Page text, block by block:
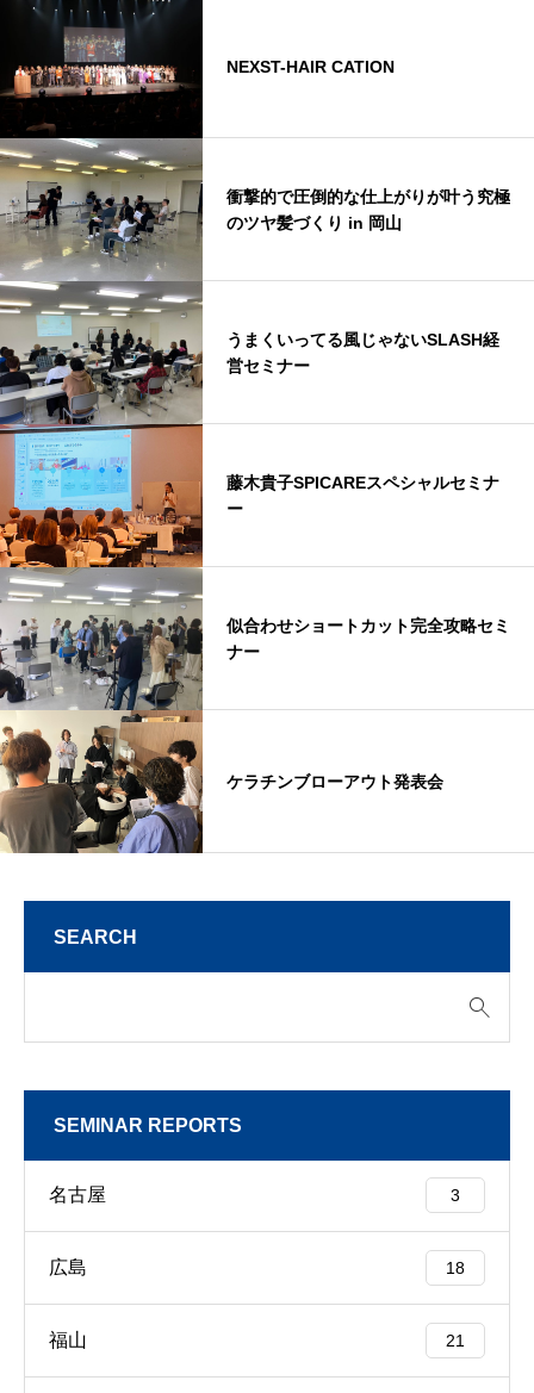
NEXST-HAIR CATION
衝撃的で圧倒的な仕上がりが叶う究極
のツヤ髪づくり in 岡山
うまくいってる風じゃないSLASH経
営セミナー
藤木貴子SPICAREスペシャルセミナ
ー
似合わせショートカット完全攻略セミ
ナー
ケラチンブローアウト発表会
SEARCH
SEMINAR REPORTS
名古屋 3
広島 18
福山 21